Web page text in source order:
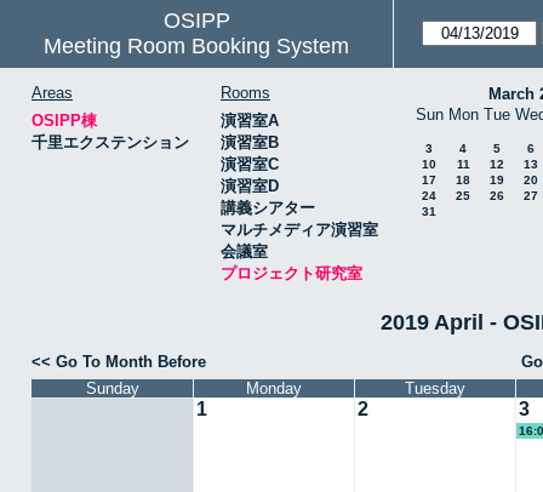
OSIPP
Meeting Room Booking System
Areas
OSIPP棟
千里エクステンション
Rooms
演習室A
演習室B
演習室C
演習室D
講義シアター
マルチメディア演習室
会議室
プロジェクト研究室
March
Sun Mon Tue
3 4 5
6
10
11 12
13
17
18 19
20
24
25 26
27
31
2019 April -
<< Go To Month Before
Sunday
Monday Tuesday
1 2 3